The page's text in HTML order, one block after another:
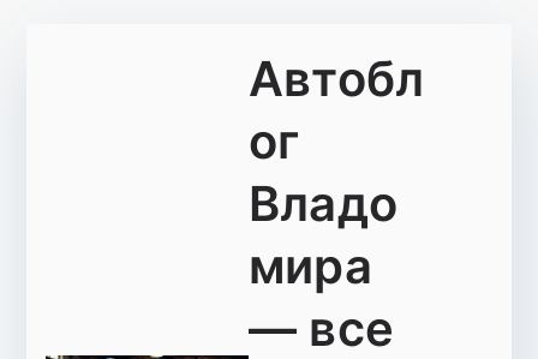
Автобл
ог
Владо
мира
— все